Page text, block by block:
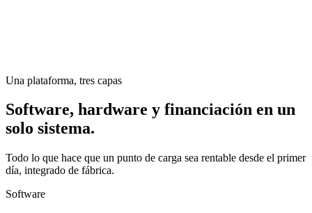
Una plataforma, tres capas
Software, hardware y financiación en un
solo sistema.
Todo lo que hace que un punto de carga sea rentable desde el primer
día, integrado de fábrica.
Software